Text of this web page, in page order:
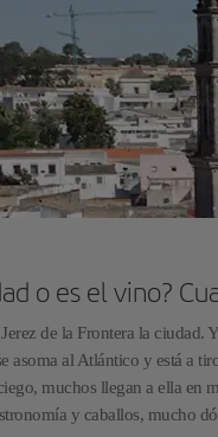
o es el vino?
de la Frontera la ciudad.
asoma al Atlántico y está a
muchos llegan a ella en
y caballos, mucho